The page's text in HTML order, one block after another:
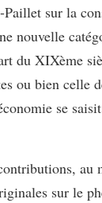
Paillet sur la
nouvelle
du XIXème
ou bien celle
se
au
sur le